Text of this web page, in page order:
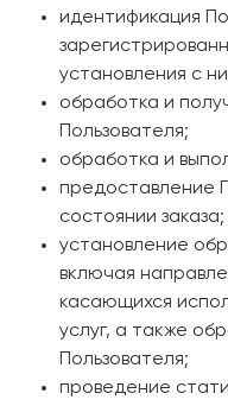
идентификация
установления с
обработка и
Пользователя;
обработка и
предоставление
состоянии заказа;
установление
включая
касающихся
услуг, а также
Пользователя;
проведение